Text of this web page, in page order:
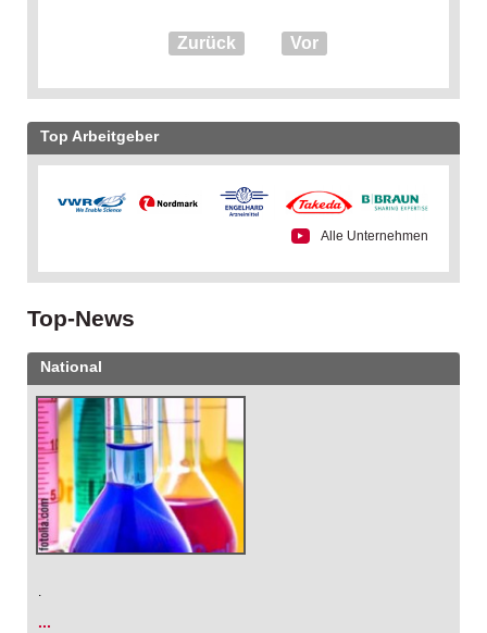
Zurück Vor
Top Arbeitgeber
Alle Unternehmen
Top-News
National
.
...